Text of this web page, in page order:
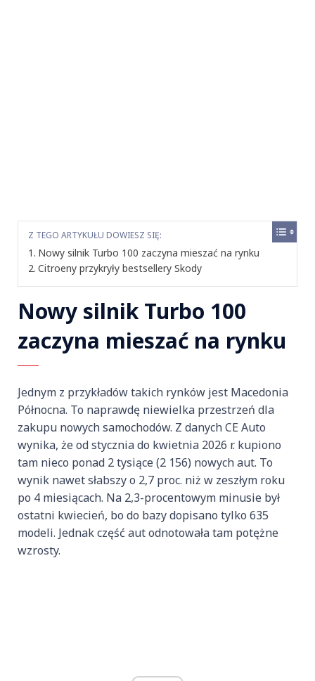
Z TEGO ARTYKUŁU DOWIESZ SIĘ:
Nowy silnik Turbo 100 zaczyna mieszać na rynku
Citroeny przykryły bestsellery Skody
Nowy silnik Turbo 100
zaczyna mieszać na rynku
Jednym z przykładów takich rynków jest Macedonia
Północna. To naprawdę niewielka przestrzeń dla
zakupu nowych samochodów. Z danych CE Auto
wynika, że od stycznia do kwietnia 2026 r. kupiono
tam nieco ponad 2 tysiące (2 156) nowych aut. To
wynik nawet słabszy o 2,7 proc. niż w zeszłym roku
po 4 miesiącach. Na 2,3-procentowym minusie był
ostatni kwiecień, bo do bazy dopisano tylko 635
modeli. Jednak część aut odnotowała tam potężne
wzrosty.